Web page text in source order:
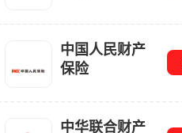
中国人民财产
保险
中华联合财产